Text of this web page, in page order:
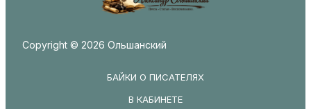
Copyright © 2026 Ольшанский
БАЙКИ О ПИСАТЕЛЯХ
В КАБИНЕТЕ